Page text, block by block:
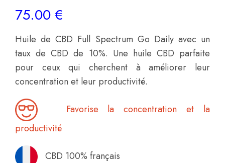
75.00€
Huile de CBD Full Spectrum Go Daily avec un
taux de CBD de 10%. Une huile CBD parfaite
pour ceux qui cherchent à améliorer leur
concentration et leur productivité.
Favorise la concentration et la
productivité
CBD 100% français